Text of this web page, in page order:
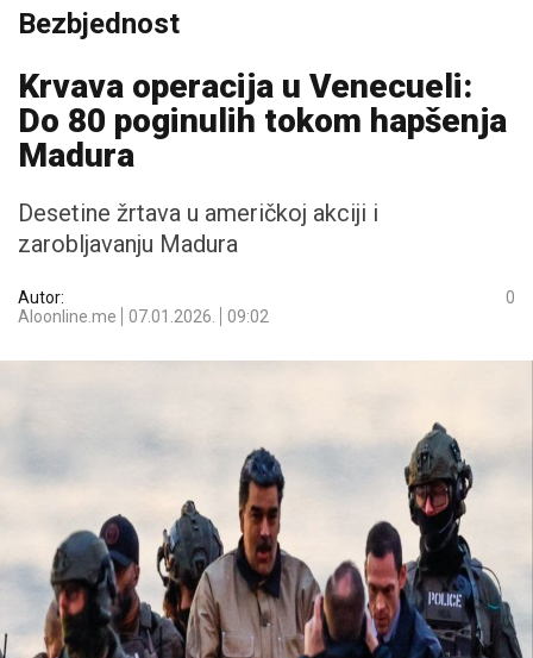
Bezbjednost
Krvava operacija u Venecueli:
Do 80 poginulih tokom hapšenja
Madura
Desetine žrtava u američkoj akciji i
zarobljavanju Madura
Autor:
Aloonline.me
07.01.2026. 09:02
0